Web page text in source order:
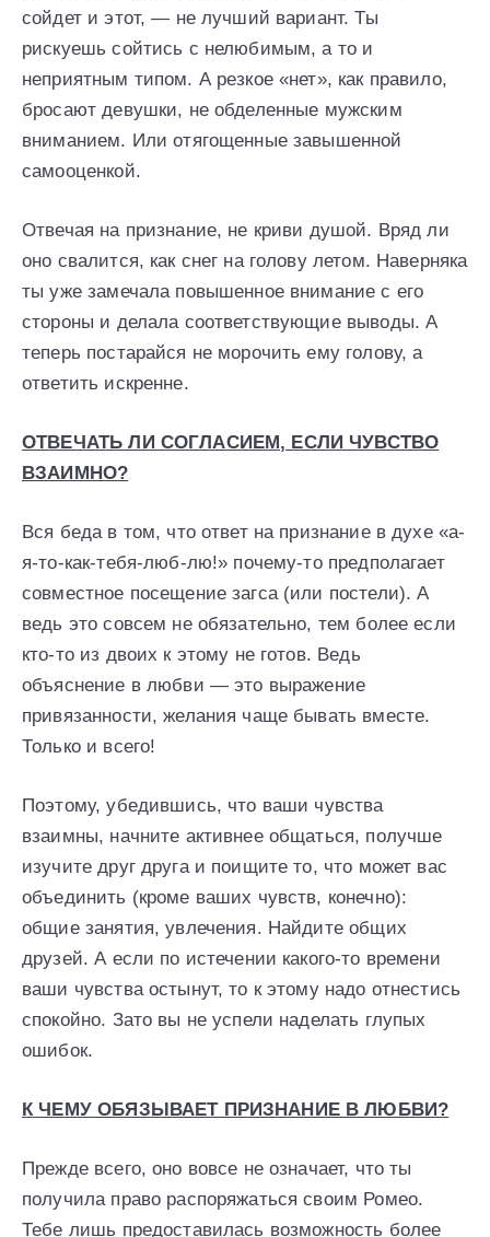
сойдет и этот, — не лучший вариант. Ты
рискуешь сойтись с нелюбимым, а то и
неприятным типом. А резкое «нет», как правило,
бросают девушки, не обделенные мужским
вниманием. Или отягощенные завышенной
самооценкой.
Отвечая на признание, не криви душой. Вряд ли
оно свалится, как снег на голову летом. Наверняка
ты уже замечала повышенное внимание с его
стороны и делала соответствующие выводы. А
теперь постарайся не морочить ему голову, а
ответить искренне.
ОТВЕЧАТЬ ЛИ СОГЛАСИЕМ, ЕСЛИ ЧУВСТВО
ВЗАИМНО?
Вся беда в том, что ответ на признание в духе «а-
я-то-как-тебя-люб-лю!» почему-то предполагает
совместное посещение загса (или постели). А
ведь это совсем не обязательно, тем более если
кто-то из двоих к этому не готов. Ведь
объяснение в любви — это выражение
привязанности, желания чаще бывать вместе.
Только и всего!
Поэтому, убедившись, что ваши чувства
взаимны, начните активнее общаться, получше
изучите друг друга и поищите то, что может вас
объединить (кроме ваших чувств, конечно):
общие занятия, увлечения. Найдите общих
друзей. А если по истечении какого-то времени
ваши чувства остынут, то к этому надо отнестись
спокойно. Зато вы не успели наделать глупых
ошибок.
К ЧЕМУ ОБЯЗЫВАЕТ ПРИЗНАНИЕ В ЛЮБВИ?
Прежде всего, оно вовсе не означает, что ты
получила право распоряжаться своим Ромео.
Тебе лишь предоставилась возможность более